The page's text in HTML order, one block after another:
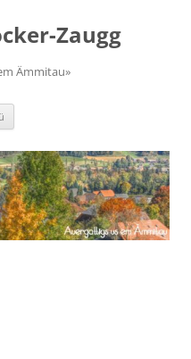
Zaugg
Ämmitau»